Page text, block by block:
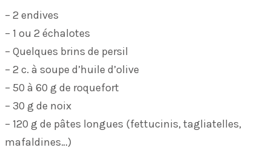
– 2 endives
– 1 ou 2 échalotes
– Quelques brins de persil
– 2 c. à soupe d’huile d’olive
– 50 à 60 g de roquefort
– 30 g de noix
– 120 g de pâtes longues (fettucinis, tagliatelles,
mafaldines…)